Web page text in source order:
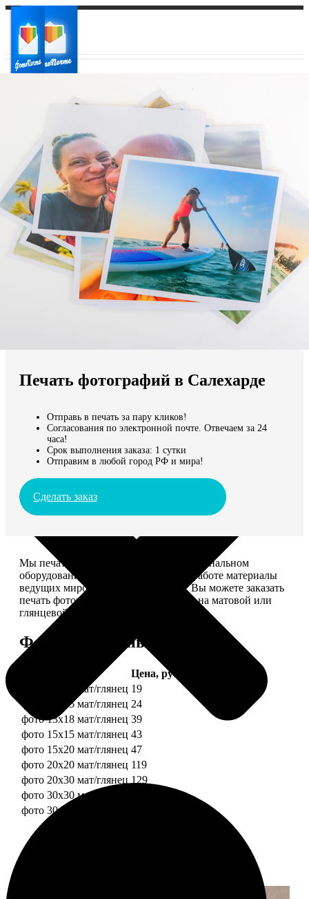
Ваш регион доставки
Выберите из списка:
Мы доставляем по всему миру
Продолжить без города
Печать фотографий в Салехарде
Отправь в печать за пару кликов!
Согласования по электронной почте. Отвечаем за 24
часа!
Срок выполнения заказа: 1 сутки
Отправим в любой город РФ и мира!
Сделать заказ
Мы печатаем фотографии на профессиональном
оборудовании Noritsu, используем в работе материалы
ведущих мировых производителей. Вы можете заказать
печать фотографий разных форматов на матовой или
глянцевой фотобумаге.
Форматы и цены
Цена, руб.
фото 10х10 мат/глянец 19
фото 10х15 мат/глянец 24
фото 13х18 мат/глянец 39
фото 15х15 мат/глянец 43
фото 15х20 мат/глянец 47
фото 20х20 мат/глянец 119
фото 20х30 мат/глянец 129
фото 30х30 мат/глянец
фото 30х40 мат/глянец